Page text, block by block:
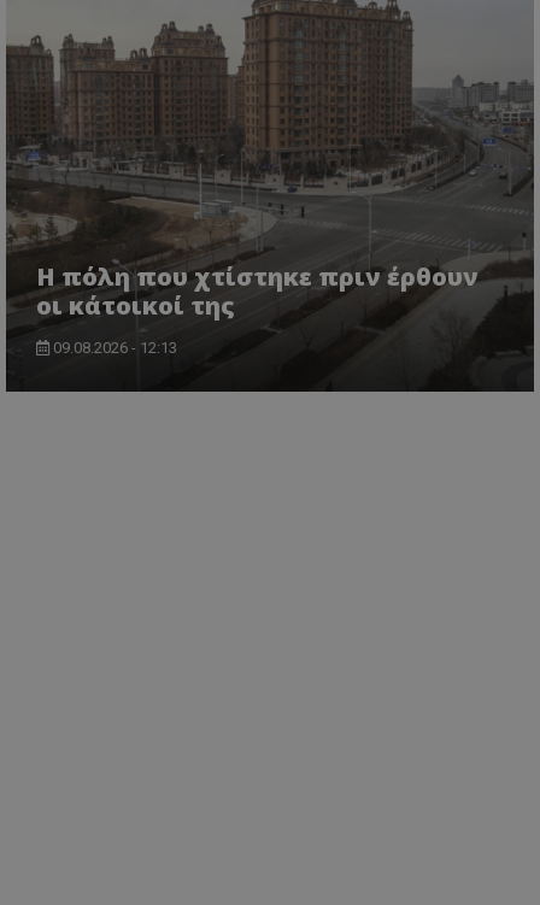
Η πόλη που χτίστηκε πριν έρθουν
οι κάτοικοί της
09.08.2026 - 12:13